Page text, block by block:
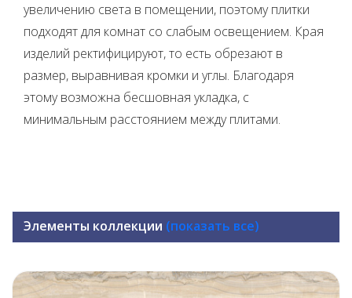
увеличению света в помещении, поэтому плитки
подходят для комнат со слабым освещением. Края
изделий ректифицируют, то есть обрезают в
размер, выравнивая кромки и углы. Благодаря
этому возможна бесшовная укладка, с
минимальным расстоянием между плитами.
Элементы коллекции (показать все)